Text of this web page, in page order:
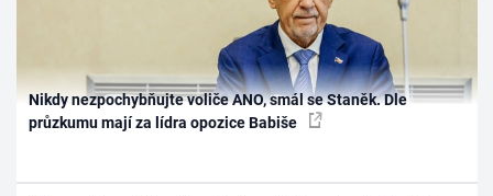
Nikdy nezpochybňujte voliče ANO, smál se Staněk. Dle
průzkumu mají za lídra opozice Babiše